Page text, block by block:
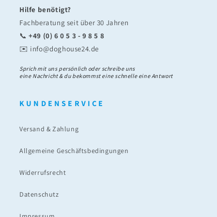
Hilfe benötigt?
Fachberatung seit über 30 Jahren
📞+49 (0) 6 0 5 3 - 9 8 5 8
✉️ info@doghouse24.de
Sprich mit uns persönlich oder schreibe uns
eine Nachricht & du bekommst eine schnelle eine Antwort
K U N D E N S E R V I C E
Versand & Zahlung
Allgemeine Geschäftsbedingungen
Widerrufsrecht
Datenschutz